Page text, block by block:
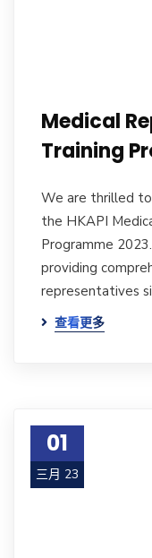
Medical
Training
We are thrilled
the HKAPI
Programme
providing
representatives
查看更多
01
三月 23